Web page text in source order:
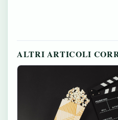
ALTRI ARTICOLI